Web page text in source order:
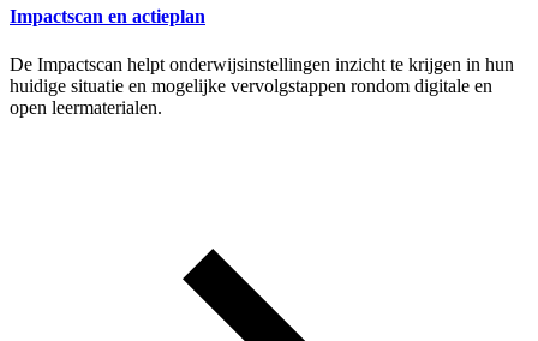
Impactscan en actieplan
De Impactscan helpt onderwijsinstellingen inzicht te krijgen in hun
huidige situatie en mogelijke vervolgstappen rondom digitale en
open leermaterialen.